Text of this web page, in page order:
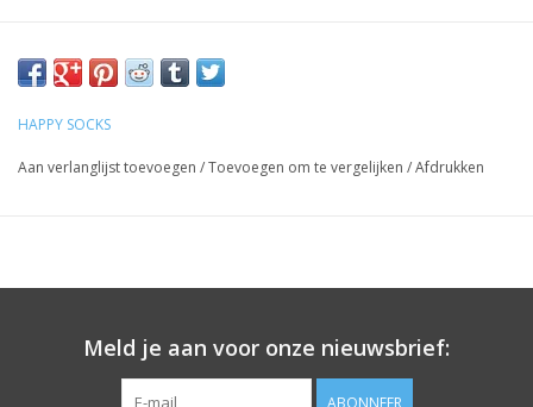
HAPPY SOCKS
Aan verlanglijst toevoegen /Toevoegen om te vergelijken /Afdrukken
Meld je aan voor onze nieuwsbrief: